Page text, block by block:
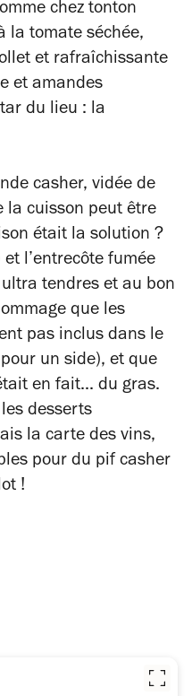
chez tonton
la tomate séchée,
et rafraîchissante
et amandes
du lieu : la
casher, vidée de
la cuisson peut être
était la solution ?
l’entrecôte fumée
tendres et au bon
que les
pas inclus dans le
un side), et que
en fait... du gras.
desserts
la carte des vins,
pour du pif casher
!